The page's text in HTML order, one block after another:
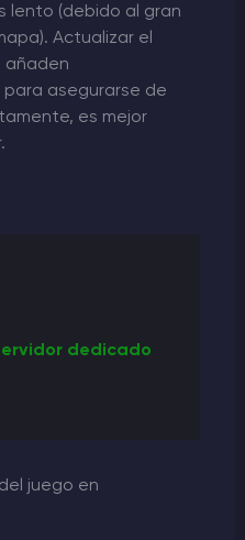
lento (debido al gran
Actualizar el
añaden
asegurarse de
es mejor
dedicado
juego en